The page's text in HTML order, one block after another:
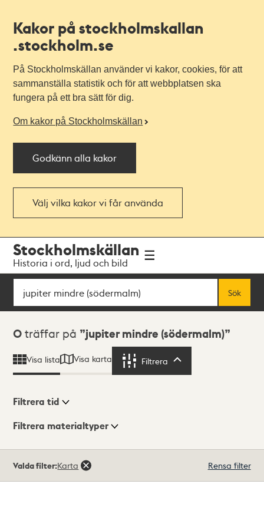
Kakor på stockholmskallan
.stockholm.se
På Stockholmskällan använder vi kakor, cookies, för att
sammanställa statistik och för att webbplatsen ska
fungera på ett bra sätt för dig.
Om kakor på Stockholmskällan
Godkänn alla kakor
Välj vilka kakor vi får använda
navigationen
huvudinnehållet
Stockholmskällan
Historia i ord, ljud och bild
Sök
Sök
Sökresultat
0 träffar på jupiter mindre (södermalm)
Visa lista Visa karta Filtrera
Visningsläge
Filtrera tid
Filtrera materialtyper
träffar
Valda filter:Karta Rensa filter